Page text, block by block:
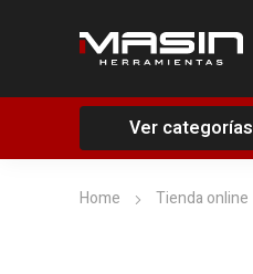
Ver categorías
Home Tienda online